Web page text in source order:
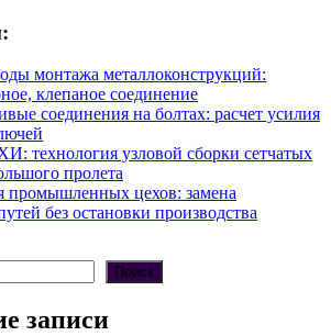
монтажа металлоконструкций:
клепаное соединение
соединения на болтах: расчет усилия
технология узловой сборки сетчатых
пролета
промышленных цехов: замена
без остановки производства
Поиск
записи